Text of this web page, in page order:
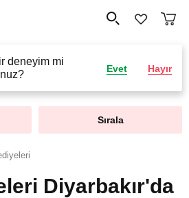
deneyim mi
Evet Hayır
Sırala
Diyarbakır'da